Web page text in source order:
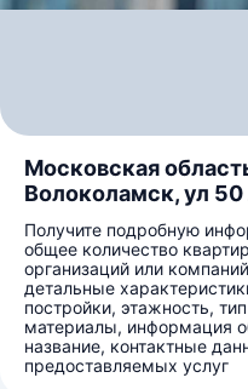
Московская
Волоколамск, ул 50
Получите подробную
общее количество
организаций или
детальные
постройки, этажность,
материалы, информация
название, контактные
предоставляемых услуг